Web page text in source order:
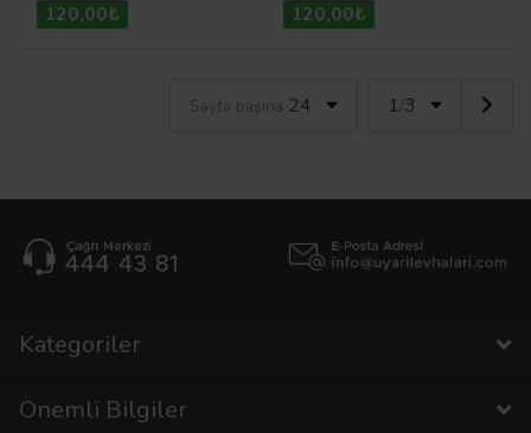
120,00₺ 120,00₺
Sayfa başına 24 1/3
Kategoriler
Önemli Bilgiler